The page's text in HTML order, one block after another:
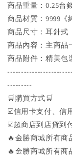
商品重量：0.25台
商品材質：9999《
商品尺寸：耳針式
商品內容：主商品
商品附件：精美包
---------
🛒購買方式🛒
☑️信用卡支付、信
☑️超商店到店貨到
🔥金勝商城所有商
🔥金勝商城所有商